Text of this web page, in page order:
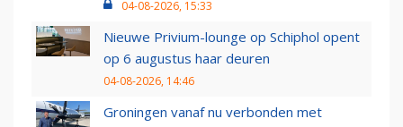
04-08-2026, 15:33
Nieuwe Privium-lounge op Schiphol opent
op 6 augustus haar deuren
04-08-2026, 14:46
Groningen vanaf nu verbonden met